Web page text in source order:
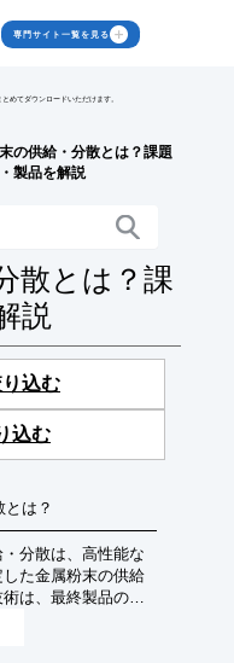
専門サイト一覧を見る
めてダウンロードいただけます。
の供給・分散とは？課題
製品を解説
散とは？課
説
込む
込む
は？
分散は、高性能な
た金属粉末の供給
は、最終製品の特
く左右します。こ